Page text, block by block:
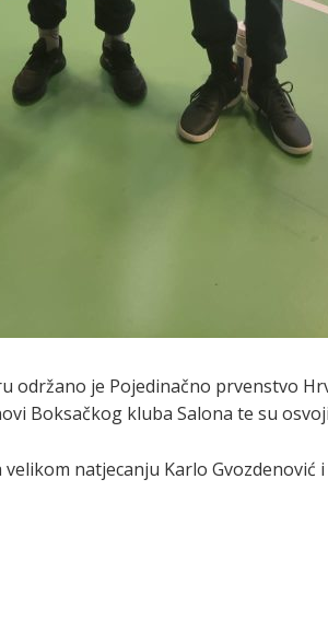
održano je Pojedinačno prvenstvo
Boksačkog kluba Salona te su
natjecanju Karlo